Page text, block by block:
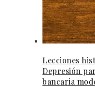
Lecciones
Depresión
bancaria